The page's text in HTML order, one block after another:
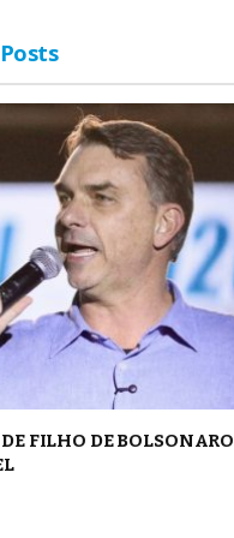
Posts
FILHO DE BOLSONARO